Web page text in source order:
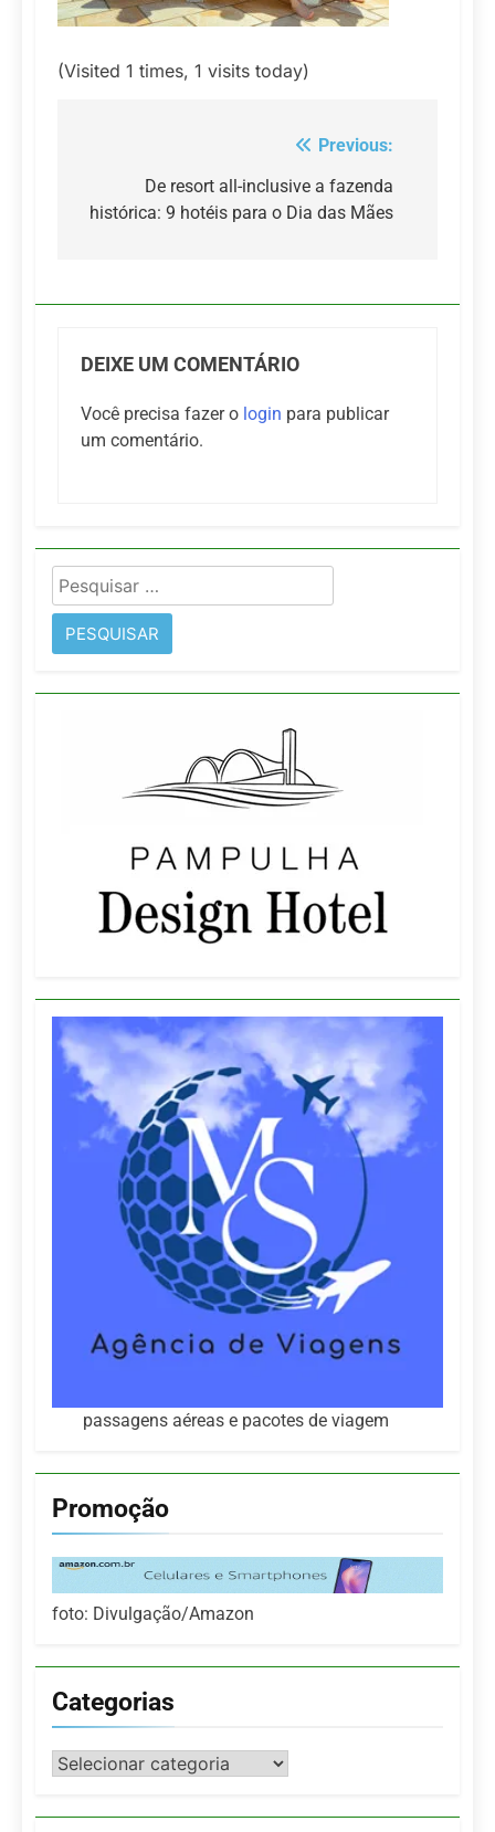
(Visited 1 times, 1 visits today)
Previous:
De resort all-inclusive a fazenda
histórica: 9 hotéis para o Dia das Mães
DEIXE UM COMENTÁRIO
Você precisa fazer o login para publicar
um comentário.
Pesquisar
por:
passagens aéreas e pacotes de viagem
Promoção
foto: Divulgação/Amazon
Categorias
Categorias